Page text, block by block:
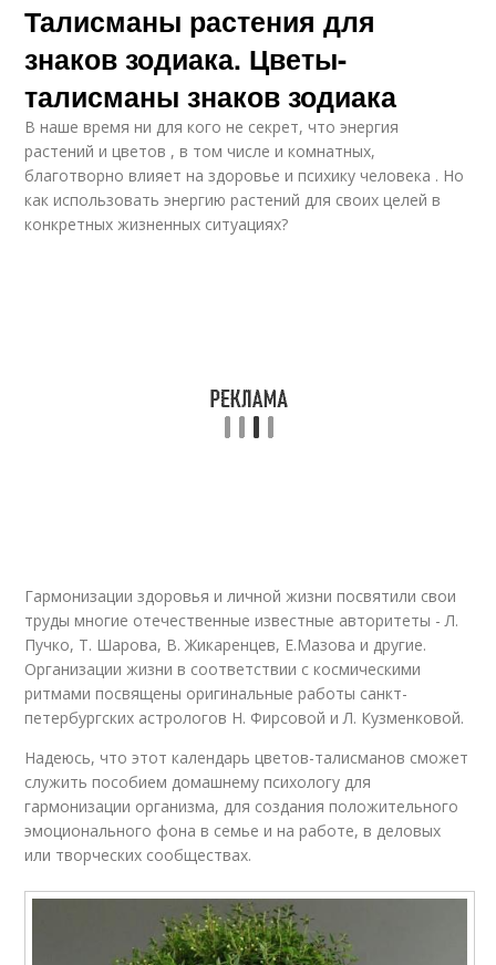
Цвета по знакам Цвета по знаку
Любимые цветы Цвета для козерога
Цвета для близнецов
Талисманы растения для
знаков зодиака. Цветы-
талисманы знаков зодиака
В наше время ни для кого не секрет, что энергия
растений и цветов , в том числе и комнатных,
благотворно влияет на здоровье и психику человека . Но
как использовать энергию растений для своих целей в
конкретных жизненных ситуациях?
Гармонизации здоровья и личной жизни посвятили свои
труды многие отечественные известные авторитеты - Л.
Пучко, Т. Шарова, В. Жикаренцев, Е.Мазова и другие.
Организации жизни в соответствии с космическими
ритмами посвящены оригинальные работы санкт-
петербургских астрологов Н. Фирсовой и Л. Кузменковой.
Надеюсь, что этот календарь цветов-талисманов сможет
служить пособием домашнему психологу для
гармонизации организма, для создания положительного
эмоционального фона в семье и на работе, в деловых
или творческих сообществах.